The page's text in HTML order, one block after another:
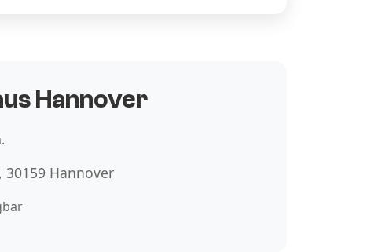
Hannover
30159 Hannover